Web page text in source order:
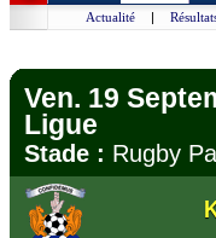
Actualité |
Ven. 19
Ligue
Stade : Rugby